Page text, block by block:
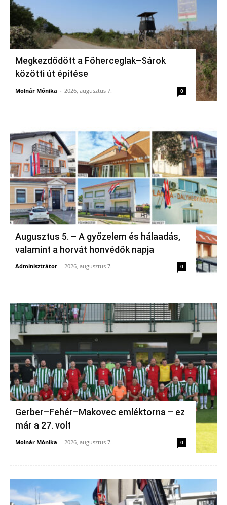
Megkezdődött a Főherceglak–Sárok
közötti út építése
Molnár Mónika - 2026, augusztus 7. 0
Augusztus 5. – A győzelem és hálaadás,
valamint a horvát honvédők napja
Adminisztrátor - 2026, augusztus 7. 0
Gerber–Fehér–Makovec emléktorna – ez
már a 27. volt
Molnár Mónika - 2026, augusztus 7. 0